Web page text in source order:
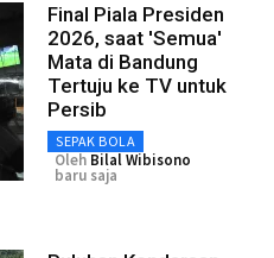
Final Piala Presiden
2026, saat 'Semua'
Mata di Bandung
Tertuju ke TV untuk
Persib
SEPAK BOLA
Oleh Bilal Wibisono
baru saja